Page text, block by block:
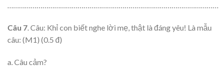
Câu 7. Câu: Khỉ con biết nghe lời mẹ, thật là đáng yêu! Là mẫu
câu: (M1) (0.5 đ)
a. Câu cảm?